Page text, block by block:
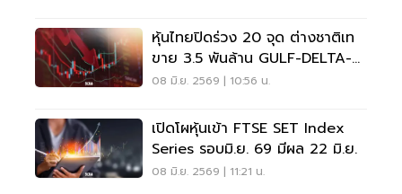
หุ้นไทยปิดร่วง 20 จุด ต่างชาติเท
ขาย 3.5 พันล้าน GULF-DELTA-
BBL ถูกทิ้งหนักสุด
08 มิ.ย. 2569 | 10:56 น.
เปิดโผหุ้นเข้า FTSE SET Index
Series รอบมิ.ย. 69 มีผล 22 มิ.ย.
08 มิ.ย. 2569 | 11:21 น.